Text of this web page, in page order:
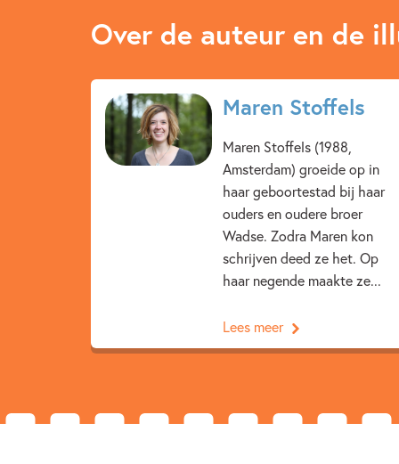
Over de auteur en de
Maren Stoffels
Maren Stoffels (1988,
Amsterdam) groeide op in
haar geboortestad bij haar
ouders en oudere broer
Wadse. Zodra Maren kon
schrijven deed ze het. Op
haar negende maakte ze...
Lees meer